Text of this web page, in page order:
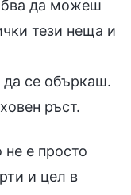
да можеш
тези неща и
да се объркаш.
ръст.
е просто
и цел в